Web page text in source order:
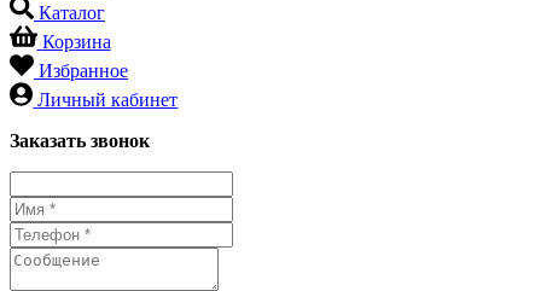
Каталог
Корзина
Избранное
Личный кабинет
Заказать звонок